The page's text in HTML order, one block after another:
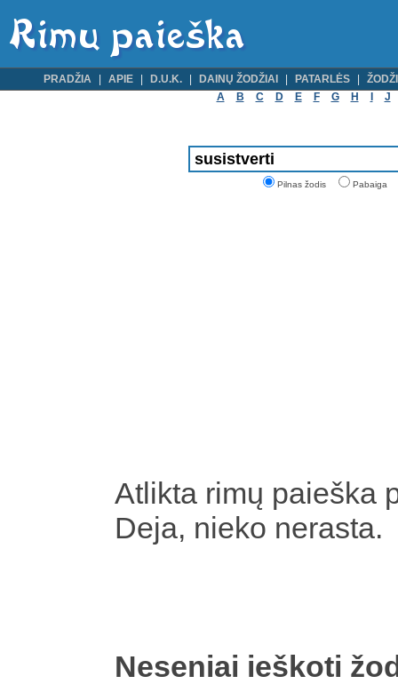
PRADŽIA APIE D.U.K. DAINŲ ŽODŽIAI PATARLĖS
A
B C D E F G H J
Pilnas žodis Pabaiga
Atlikta rimų paieška
Deja, nieko nerasta.
Neseniai ieškoti